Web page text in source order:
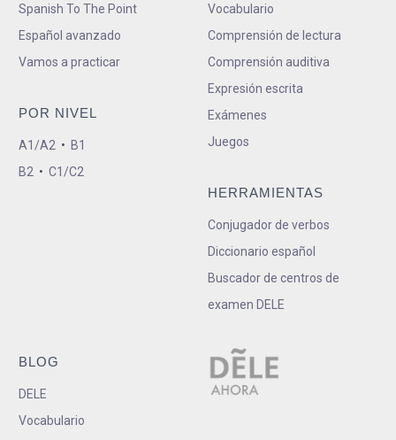
Spanish To The Point
Español avanzado
Vamos a practicar
POR NIVEL
A1/A2 • B1
B2 • C1/C2
Vocabulario
Comprensión de lectura
Comprensión auditiva
Expresión escrita
Exámenes
Juegos
HERRAMIENTAS
Conjugador de verbos
Diccionario español
Buscador de centros de
examen DELE
BLOG
DELE
Vocabulario